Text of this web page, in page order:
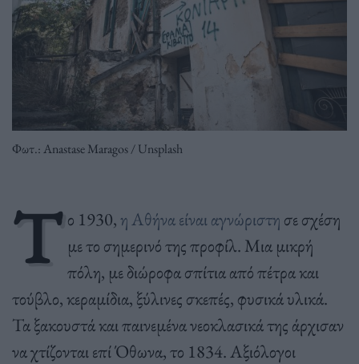
Φωτ.: Anastase Maragos / Unsplash
Τ ο 1930,η Αθήνα είναι αγνώριστη σε σχέση
με το σημερινό της προφίλ. Μια μικρή
πόλη, με διώροφα σπίτια από πέτρα και
τούβλο, κεραμίδια, ξύλινες σκεπές, φυσικά υλικά.
Τα ξακουστά και παινεμένα νεοκλασικά της άρχισαν
να χτίζονται επί Όθωνα, το 1834. Αξιόλογοι